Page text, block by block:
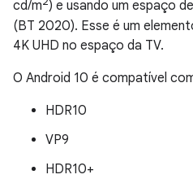
cd/m ) e usando um espaço
(BT 2020). Esse é um
4K UHD no espaço da TV.
O Android 10 é compatível
HDR10
VP9
HDR10+